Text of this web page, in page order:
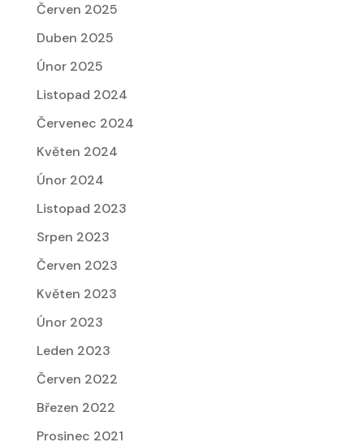
Červen 2025
Duben 2025
Únor 2025
Listopad 2024
Červenec 2024
Květen 2024
Únor 2024
Listopad 2023
Srpen 2023
Červen 2023
Květen 2023
Únor 2023
Leden 2023
Červen 2022
Březen 2022
Prosinec 2021